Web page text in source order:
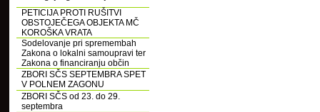
PETICIJA PROTI RUŠITVI
OBSTOJEČEGA OBJEKTA MČ
KOROŠKA VRATA
Sodelovanje pri spremembah
Zakona o lokalni samoupravi ter
Zakona o financiranju občin
ZBORI SČS SEPTEMBRA SPET
V POLNEM ZAGONU
ZBORI SČS od 23. do 29.
septembra